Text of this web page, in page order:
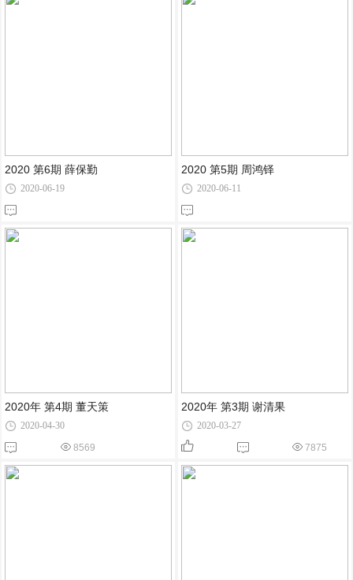
2020 第6期 薛保勤
2020-06-19
2020年 第4期 董天策
2020-04-30
8569
2020 第5期 周鸿铎
2020-06-11
2020年 第3期 谢清果
2020-03-27
7875